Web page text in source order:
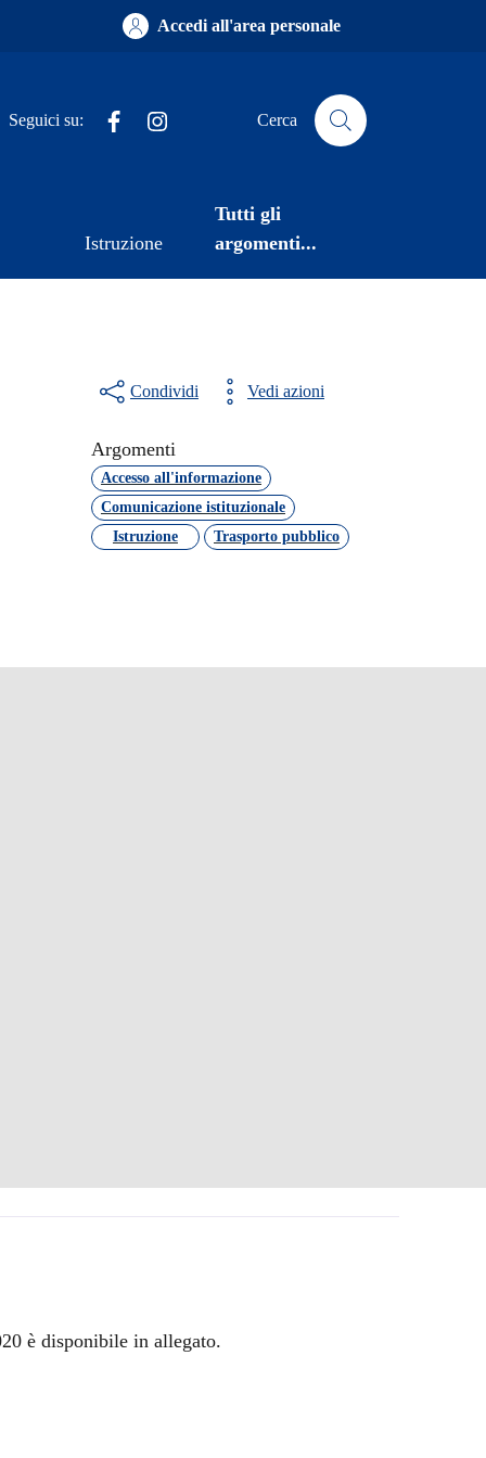
Accedi all'area personale
Seguici su: Facebook Cerca
Istruzione
Tutti gli
argomenti...
Condividi Vedi azioni
Argomenti
Accesso all'informazione
Comunicazione istituzionale
Istruzione
Trasporto pubblico
è disponibile in allegato.